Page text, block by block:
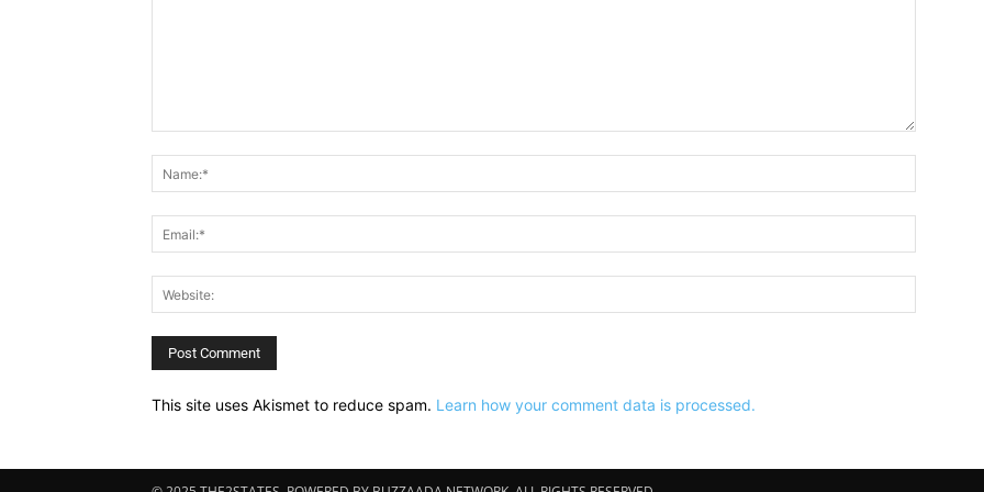
This site uses Akismet to reduce spam. Learn how your comment data is processed.